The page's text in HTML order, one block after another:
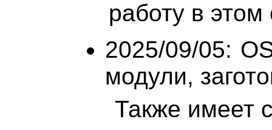
работу в
2025/09/05:
модули,
Также имеет